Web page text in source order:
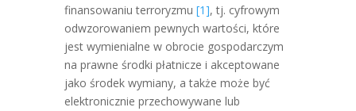
finansowaniu terroryzmu [1], tj. cyfrowym
odwzorowaniem pewnych wartości, które
jest wymienialne w obrocie gospodarczym
na prawne środki płatnicze i akceptowane
jako środek wymiany, a także może być
elektronicznie przechowywane lub